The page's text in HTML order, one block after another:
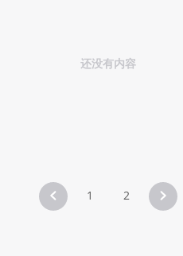
还没有内容
1 2